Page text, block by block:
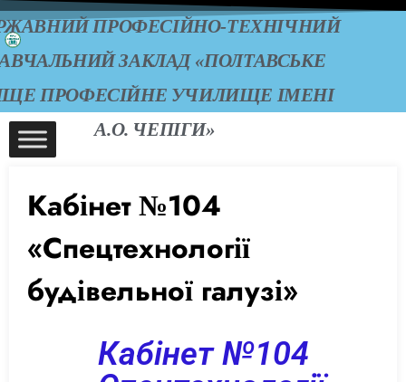
ПРОФЕСІЙНО-ТЕХНІЧНИЙ
ЗАКЛАД «ПОЛТАВСЬКЕ
ПРОФЕСІЙНЕ УЧИЛИЩЕ ІМЕНІ
А.О. ЧЕПІГИ»
Кабінет №104
«Спецтехнології
будівельної галузі»
Кабінет №104